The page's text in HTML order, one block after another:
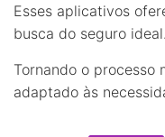
Esses aplicativos
busca do seguro ideal.
Tornando o processo
adaptado às